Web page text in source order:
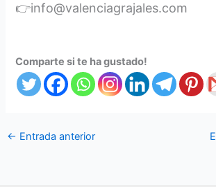
👉info@valenciagrajales.com
Comparte si te ha gustado!
← Entrada anterior